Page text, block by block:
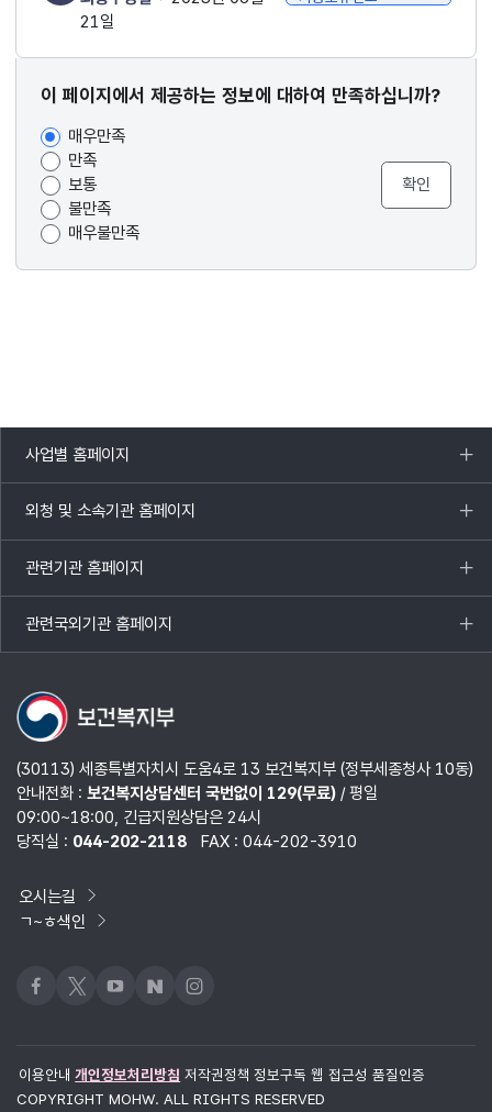
21일
콘텐츠
조사
이 페이지에서 제공하는 정보에 대하여 만족하십니까?
매우만족
만족
보통
불만족
매우불만족
사업별 홈페이지
목록
열기
외청 및 소속기관 홈페이지
목록
열기
관련기관 홈페이지
목록
열기
관련국외기관 홈페이지
목록
열기
(30113) 세종특별자치시 도움4로 13 보건복지부 (정부세종청사 10동)
안내전화 : 보건복지상담센터 국번없이 129(무료)/ 평일
09:00~18:00, 긴급지원상담은 24시
당직실 : 044-202-2118 FAX : 044-202-3910
오시는길
ㄱ~ㅎ색인
페이스북
x 유튜브네이버블로그
인스타그램
이용안내 개인정보처리방침 저작권정책 정보구독 웹 접근성 품질인증
COPYRIGHT MOHW. ALL RIGHTS RESERVED